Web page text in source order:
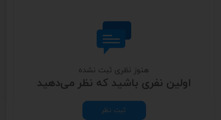
هنوز نظری ثبت نشده
اولین نفری باشید که نظر می‌دهید
ثبت نظر